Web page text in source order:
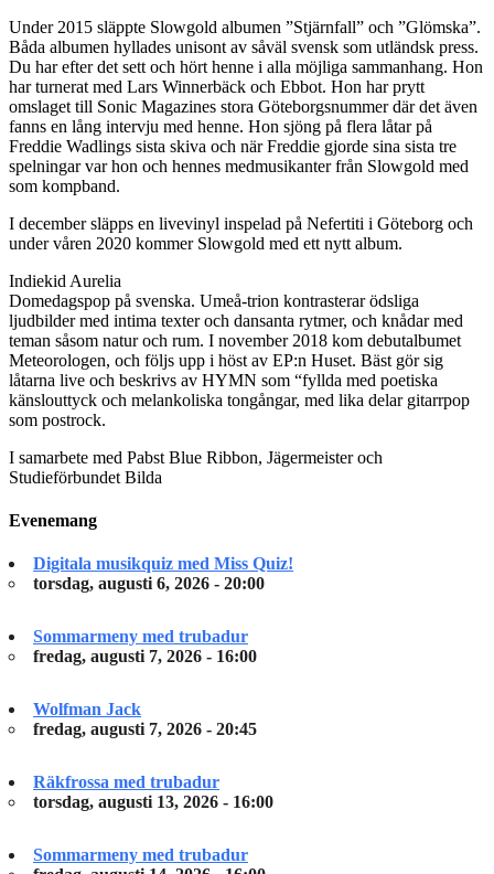
Under 2015 släppte Slowgold albumen ”Stjärnfall” och ”Glömska”.
Båda albumen hyllades unisont av såväl svensk som utländsk press.
Du har efter det sett och hört henne i alla möjliga sammanhang. Hon
har turnerat med Lars Winnerbäck och Ebbot. Hon har prytt
omslaget till Sonic Magazines stora Göteborgsnummer där det även
fanns en lång intervju med henne. Hon sjöng på flera låtar på
Freddie Wadlings sista skiva och när Freddie gjorde sina sista tre
spelningar var hon och hennes medmusikanter från Slowgold med
som kompband.​
I december släpps en livevinyl inspelad på Nefertiti i Göteborg och
under våren 2020 kommer Slowgold med ett nytt album.
Indiekid Aurelia
Domedagspop på svenska. Umeå-trion kontrasterar ödsliga
ljudbilder med intima texter och dansanta rytmer, och knådar med
teman såsom natur och rum. I november 2018 kom debutalbumet
Meteorologen, och följs upp i höst av EP:n Huset. Bäst gör sig
låtarna live och beskrivs av HYMN som “fyllda med poetiska
känslouttyck och melankoliska tongångar, med lika delar gitarrpop
som postrock.
I samarbete med Pabst Blue Ribbon, Jägermeister och
Studieförbundet Bilda
Evenemang
Digitala musikquiz med Miss Quiz!
torsdag, augusti 6, 2026 - 20:00
Sommarmeny med trubadur
fredag, augusti 7, 2026 - 16:00
Wolfman Jack
fredag, augusti 7, 2026 - 20:45
Räkfrossa med trubadur
torsdag, augusti 13, 2026 - 16:00
Sommarmeny med trubadur